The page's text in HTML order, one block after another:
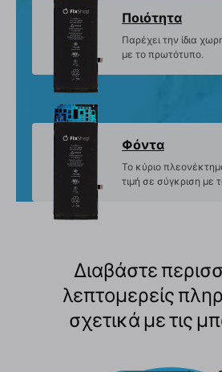
Ποιότητα
Παρέχει την ίδια
με το πρωτότυπο.
Φόντα
Το κύριο
τιμή σε σύγκριση με
Διαβάστε
λεπτομερείς
σχετικά με τις